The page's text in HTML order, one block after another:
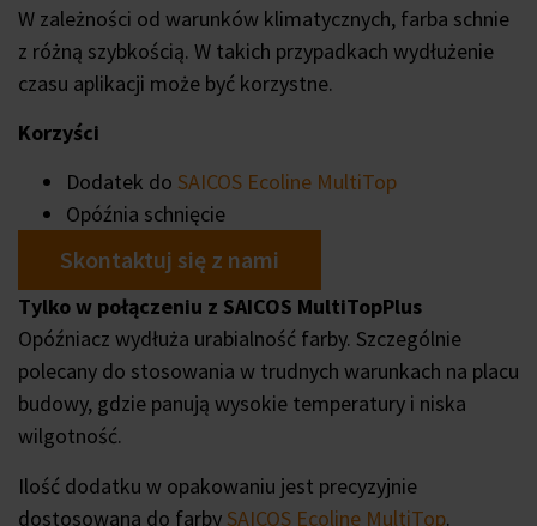
W zależności od warunków klimatycznych, farba schnie
z różną szybkością. W takich przypadkach wydłużenie
czasu aplikacji może być korzystne.
Korzyści
Dodatek do SAICOS Ecoline MultiTop
Opóźnia schnięcie
Skontaktuj się z nami
Tylko w połączeniu z SAICOS MultiTopPlus
Opóźniacz wydłuża urabialność farby. Szczególnie
polecany do stosowania w trudnych warunkach na placu
budowy, gdzie panują wysokie temperatury i niska
wilgotność.
Ilość dodatku w opakowaniu jest precyzyjnie
dostosowana do farby SAICOS Ecoline MultiTop.